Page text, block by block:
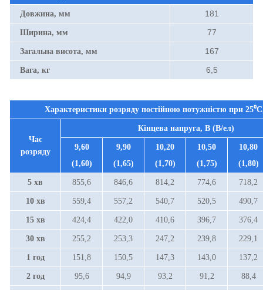
Довжина, мм 181
Ширина, мм 77
Загальна висота, мм 167
Вага, кг 6,5
Характеристики розряду постійною потужністю при 25⁰С
Час
розряду
Кінцева напруга, В (В/ел)
9,60
(1,60)
9,90
(1,65)
10,20
(1,70)
10,50
(1,75)
10,80
(1,80)
5 хв 855,6 846,6 814,2 774,6 718,2
10 хв 559,4 557,2 540,7 520,5 490,7
15 хв 424,4 422,0 410,6 396,7 376,4
30 хв 255,2 253,3 247,2 239,8 229,1
1 год 151,8 150,5 147,3 143,0 137,2
2 год 95,6 94,9 93,2 91,2 88,4